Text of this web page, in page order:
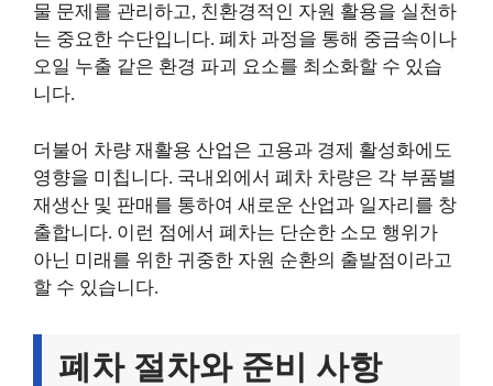
물 문제를 관리하고, 친환경적인 자원 활용을 실천하
는 중요한 수단입니다. 폐차 과정을 통해 중금속이나
오일 누출 같은 환경 파괴 요소를 최소화할 수 있습
니다.
더불어 차량 재활용 산업은 고용과 경제 활성화에도
영향을 미칩니다. 국내외에서 폐차 차량은 각 부품별
재생산 및 판매를 통하여 새로운 산업과 일자리를 창
출합니다. 이런 점에서 폐차는 단순한 소모 행위가
아닌 미래를 위한 귀중한 자원 순환의 출발점이라고
할 수 있습니다.
폐차 절차와 준비 사항